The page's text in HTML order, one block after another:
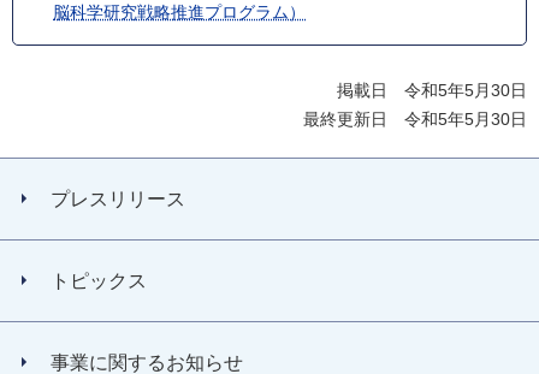
脳科学研究戦略推進プログラム）
掲載日 令和5年5月30日
最終更新日 令和5年5月30日
プレスリリース
トピックス
事業に関するお知らせ